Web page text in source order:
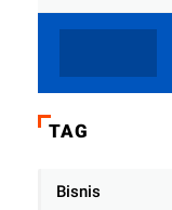
TAG
Bisnis